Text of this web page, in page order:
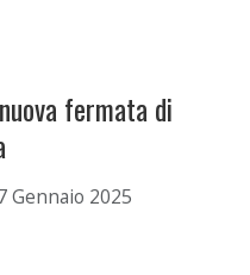
fermata di
Gennaio 2025